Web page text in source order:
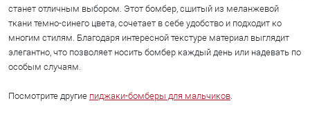
станет отличным выбором. Этот бомбер, сшитый из меланжевой
ткани темно-синего цвета, сочетает в себе удобство и подходит ко
многим стилям. Благодаря интересной текстуре материал выглядит
элегантно, что позволяет носить бомбер каждый день или надевать по
особым случаям.
Посмотрите другие пиджаки-бомберы для мальчиков.